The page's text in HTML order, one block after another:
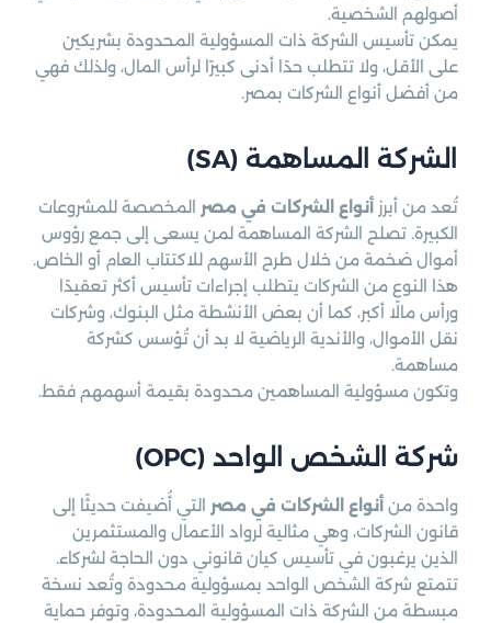
أصولهم الشخصية.
يمكن تأسيس الشركة ذات المسؤولية المحدودة بشريكين
على الأقل، ولا تتطلب حدًا أدنى كبيرًا لرأس المال، ولذلك فهي
من أفضل أنواع الشركات بمصر.
الشركة المساهمة (SA)
تُعد من أبرز أنواع الشركات في مصر
المخصصة للمشروعات
الكبيرة. تصلح الشركة المساهمة لمن يسعى إلى جمع رؤوس
أموال ضخمة من خلال طرح الأسهم للاكتتاب العام أو الخاص.
هذا النوع من الشركات يتطلب إجراءات تأسيس أكثر تعقيدًا
ورأس مالًا أكبر، كما أن بعض الأنشطة مثل البنوك، وشركات
نقل الأموال، والأندية الرياضية لا بد أن تُؤسس كشركة
مساهمة.
وتكون مسؤولية المساهمين محدودة بقيمة أسهمهم فقط.
شركة الشخص الواحد (OPC)
واحدة من أنواع الشركات في مصر
التي أُضيفت حديثًا إلى
قانون الشركات، وهي مثالية لرواد الأعمال والمستثمرين
الذين يرغبون في تأسيس كيان قانوني دون الحاجة لشركاء.
تتمتع شركة الشخص الواحد بمسؤولية محدودة وتُعد نسخة
مبسطة من الشركة ذات المسؤولية المحدودة، وتوفر حماية